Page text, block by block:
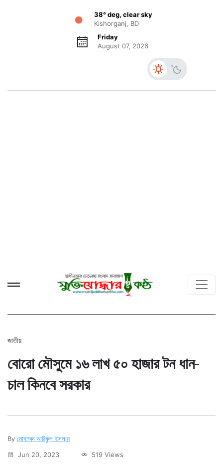
38° deg, clear sky
Kishorganj, BD
Friday
August 07, 2026
জাতীয়
বোরো মৌসুমে ১৬ লাখ ৫০ হাজার টন ধান-
চাল কিনবে সরকার
By মোহাম্মদ আরিফুল ইসলাম
Jun 20, 2023
519 Views